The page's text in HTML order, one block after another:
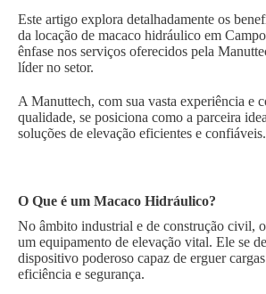
Este artigo explora detalhadamente os
da locação de macaco hidráulico em
ênfase nos serviços oferecidos pela
líder no setor.
A Manuttech, com sua vasta experiência e
qualidade, se posiciona como a parceira
soluções de elevação eficientes e confiáveis.
O Que é um Macaco Hidráulico?
No âmbito industrial e de construção civil,
um equipamento de elevação vital. Ele se
dispositivo poderoso capaz de erguer
eficiência e segurança.